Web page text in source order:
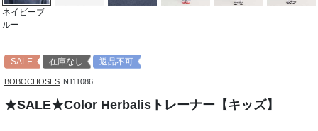
ネイビーブ
ルー
SALE 在庫なし 返品不可
BOBOCHOSES N111086
★SALE★Color Herbalisトレーナー【キッズ】